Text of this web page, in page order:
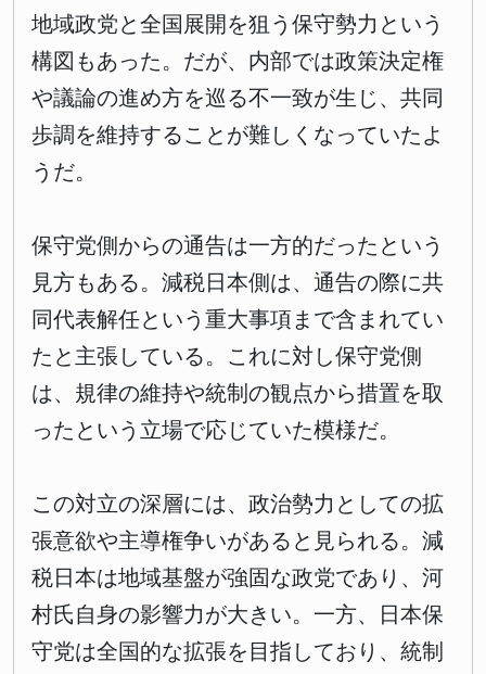
地域政党と全国展開を狙う保守勢力という
構図もあった。だが、内部では政策決定権
や議論の進め方を巡る不一致が生じ、共同
歩調を維持することが難しくなっていたよ
うだ。
保守党側からの通告は一方的だったという
見方もある。減税日本側は、通告の際に共
同代表解任という重大事項まで含まれてい
たと主張している。これに対し保守党側
は、規律の維持や統制の観点から措置を取
ったという立場で応じていた模様だ。
この対立の深層には、政治勢力としての拡
張意欲や主導権争いがあると見られる。減
税日本は地域基盤が強固な政党であり、河
村氏自身の影響力が大きい。一方、日本保
守党は全国的な拡張を目指しており、統制